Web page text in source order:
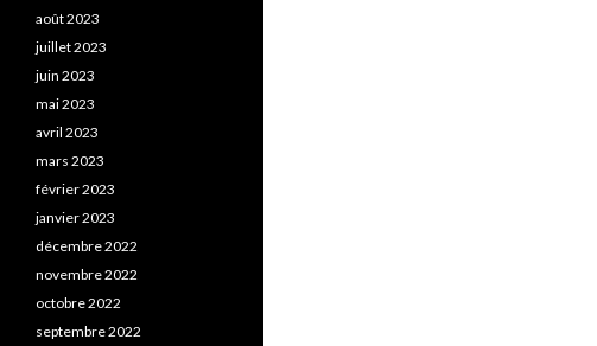
août 2023
juillet 2023
juin 2023
mai 2023
avril 2023
mars 2023
février 2023
janvier 2023
décembre 2022
novembre 2022
octobre 2022
septembre 2022